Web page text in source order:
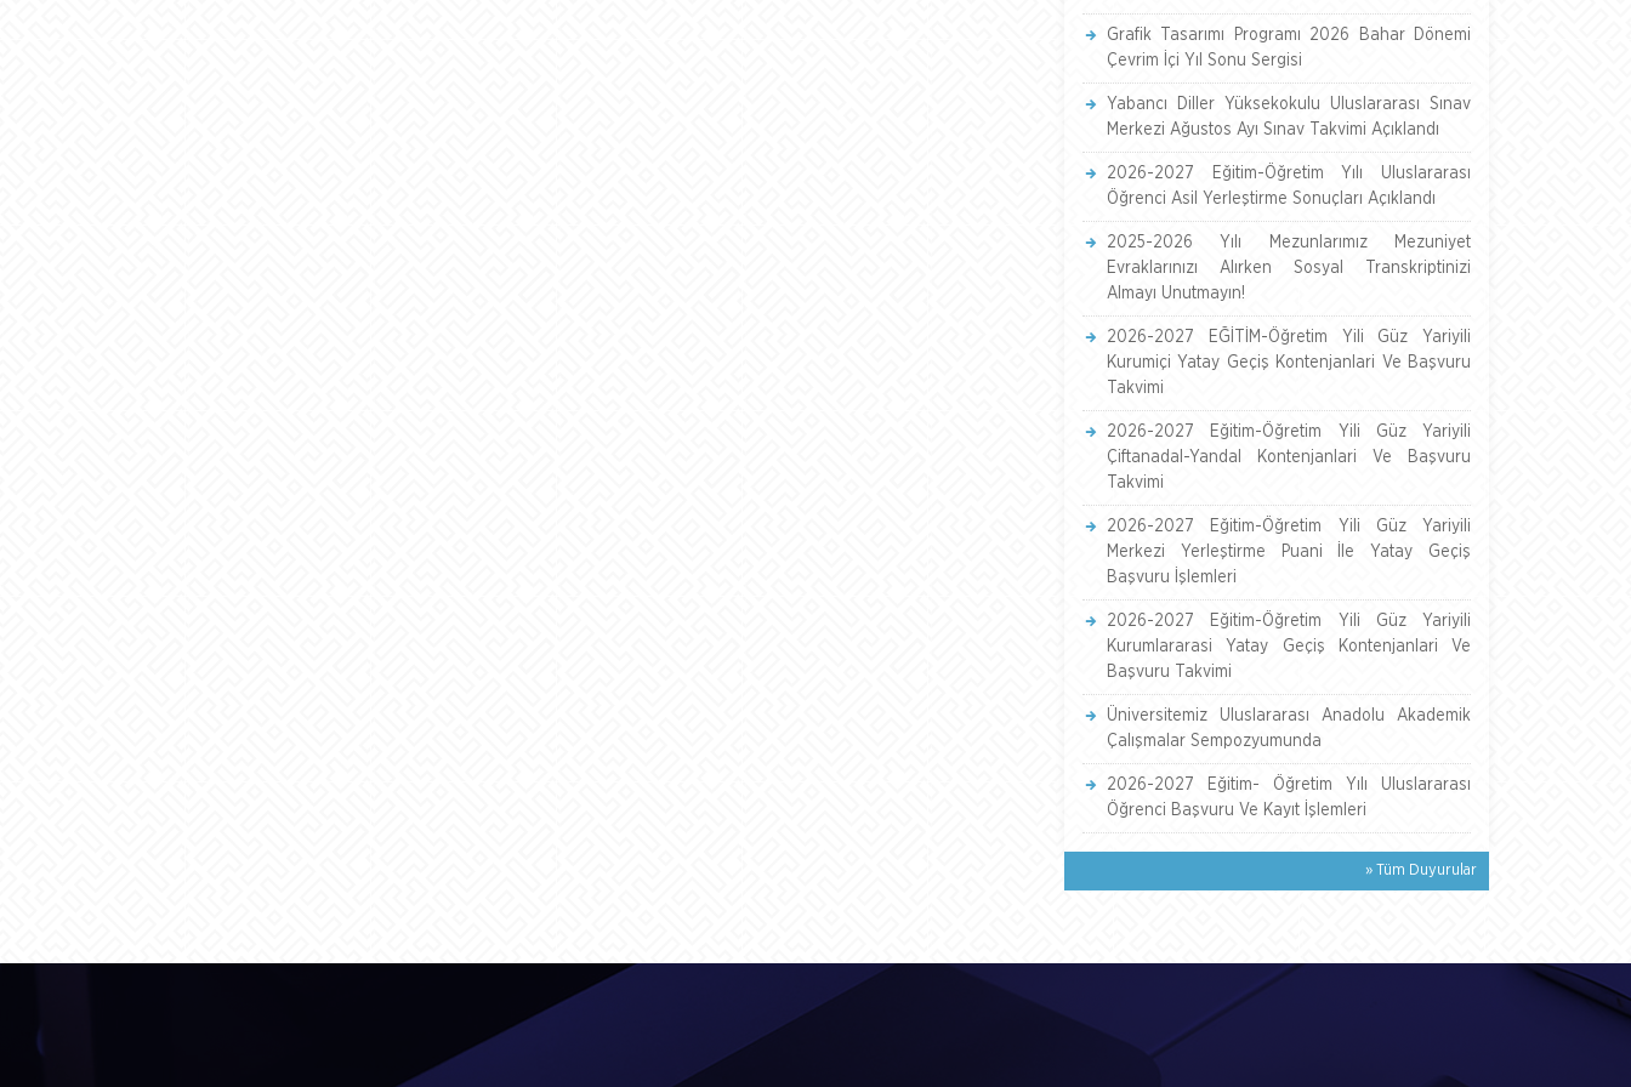
Grafik Tasarımı Programı 2026 Bahar Dönemi
Çevrim İçi Yıl Sonu Sergisi
Yabancı Diller Yüksekokulu Uluslararası Sınav
Merkezi Ağustos Ayı Sınav Takvimi Açıklandı
2026-2027 Eğitim-Öğretim Yılı Uluslararası
Öğrenci Asil Yerleştirme Sonuçları Açıklandı
2025-2026 Yılı Mezunlarımız Mezuniyet
Evraklarınızı Alırken Sosyal Transkriptinizi
Almayı Unutmayın!
2026-2027 EĞİTİM-Öğretim Yili Güz Yariyili
Kurumiçi Yatay Geçiş Kontenjanlari Ve Başvuru
Takvimi
2026-2027 Eğitim-Öğretim Yili Güz Yariyili
Çiftanadal-Yandal Kontenjanlari Ve Başvuru
Takvimi
2026-2027 Eğitim-Öğretim Yili Güz Yariyili
Merkezi Yerleştirme Puani İle Yatay Geçiş
Başvuru İşlemleri
2026-2027 Eğitim-Öğretim Yili Güz Yariyili
Kurumlararasi Yatay Geçiş Kontenjanlari Ve
Başvuru Takvimi
Üniversitemiz Uluslararası Anadolu Akademik
Çalışmalar Sempozyumunda
2026-2027 Eğitim- Öğretim Yılı Uluslararası
Öğrenci Başvuru Ve Kayıt İşlemleri
» Tüm Duyurular